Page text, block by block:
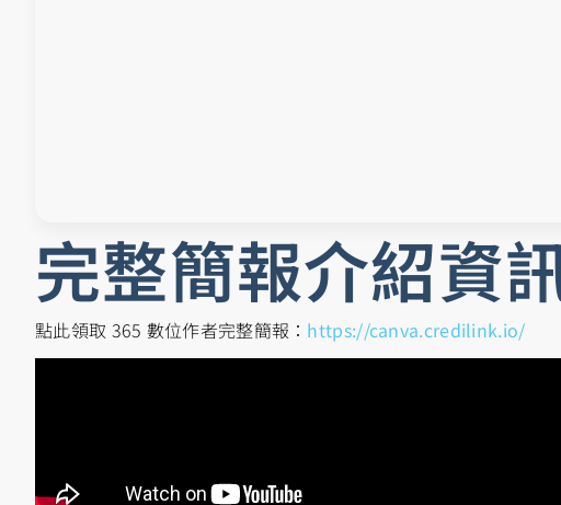
完整簡報介紹資
點此領取 365 數位作者完整簡報： https://canva.credilink.io/